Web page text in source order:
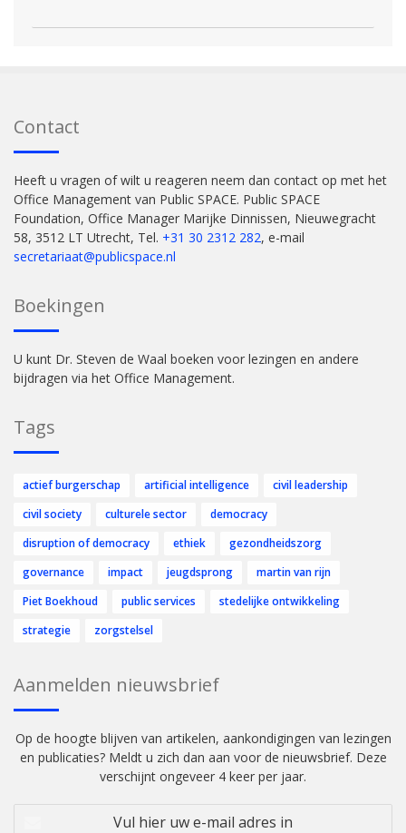
Contact
Heeft u vragen of wilt u reageren neem dan contact op met het
Office Management van Public SPACE. Public SPACE
Foundation, Office Manager Marijke Dinnissen, Nieuwegracht
58, 3512 LT Utrecht, Tel. +31 30 2312 282, e-mail
secretariaat@publicspace.nl
Boekingen
U kunt Dr. Steven de Waal boeken voor lezingen en andere
bijdragen via het Office Management.
Tags
actief burgerschap artificial intelligence
civil leadership
civil society
culturele sector
democracy
disruption of democracy
ethiek
gezondheidszorg
governance
impact jeugdsprong
martin van rijn
Piet Boekhoud
public services
stedelijke ontwikkeling
strategie
zorgstelsel
Aanmelden nieuwsbrief
Op de hoogte blijven van artikelen, aankondigingen van lezingen
en publicaties? Meldt u zich dan aan voor de nieuwsbrief. Deze
verschijnt ongeveer 4 keer per jaar.